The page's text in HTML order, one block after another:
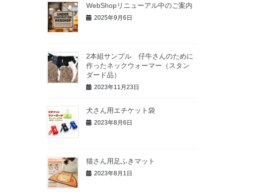
WebShopリニューアル中のご案内
2025年9月6日
2本組サンプル 仔牛さんのために
作ったネックウォーマー（スタン
ダード品）
2023年11月23日
犬さん用エチケット袋
2023年8月6日
猫さん用足ふきマット
2023年8月1日